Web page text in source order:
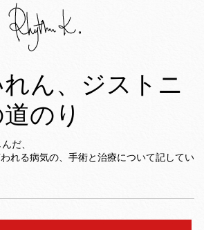
ん、ジストニ
のり
だ、
われる病気の、手術と治療について記してい